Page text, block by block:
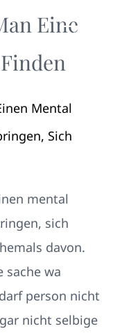
Eine
Mental
Sich
mental
sich
davon.
sache wa
person nicht
nicht selbige